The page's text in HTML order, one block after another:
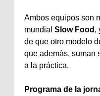
Ambos equipos son
mundial Slow Food ,
de que otro modelo
que además, suman
a la práctica.
Programa de la